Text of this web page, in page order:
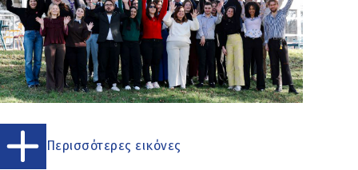
Περισσότερες εικόνες